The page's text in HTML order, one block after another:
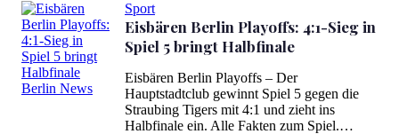
Eisbären Berlin Playoffs: 4:1-Sieg in Spiel 5 bringt Halbfinale
Sport
Eisbären Berlin Playoffs: 4:1-Sieg in
Spiel 5 bringt Halbfinale
Eisbären Berlin Playoffs – Der
Hauptstadtclub gewinnt Spiel 5 gegen die
Straubing Tigers mit 4:1 und zieht ins
Halbfinale ein. Alle Fakten zum Spiel.…